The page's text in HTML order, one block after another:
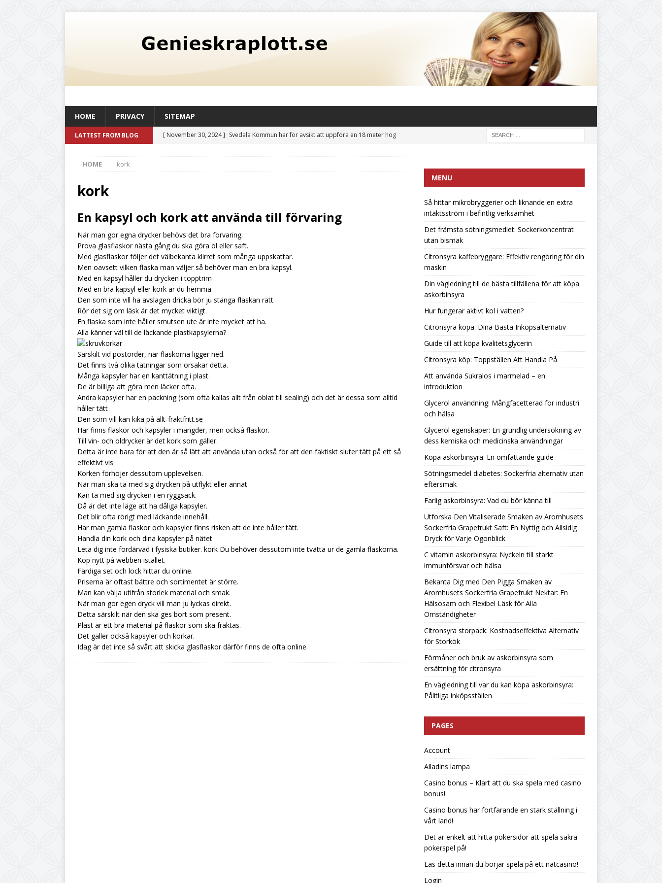
HOME PRIVACY SITEMAP
LATTEST FROM BLOG [ November 30, 2024 ] Svedala Kommun har för avsikt att uppföra en 18 meter hög
[ July 20, 2026 ]
Det främsta sötningsmedlet: Sockerkoncentrat utan bismak
UNCATEGORIZED
[ July 6, 2026 ]
Citronsyra kaffebryggare: Effektiv rengöring för din maskin
UNCATEGORIZED
[ June 19, 2026 ]
UNCATEGORIZED
[ June 12, 2026 ] Hur fungerar aktivt kol i vatten?
HOME kork
kork
En kapsyl och kork att använda till förvaring
När man gör egna drycker behövs det bra förvaring.
Prova glasflaskor nästa gång du ska göra öl eller saft.
Med glasflaskor följer det välbekanta klirret som många uppskattar.
Men oavsett vilken flaska man väljer så behöver man en bra kapsyl.
Med en kapsyl håller du drycken i topptrim
Med en bra kapsyl eller kork är du hemma.
Den som inte vill ha avslagen dricka bör ju stänga flaskan rätt.
Rör det sig om läsk är det mycket viktigt.
En flaska som inte håller smutsen ute är inte mycket att ha.
Alla känner väl till de läckande plastkapsylerna?
Särskilt vid postorder, när flaskorna ligger ned.
Det finns två olika tätningar som orsakar detta.
Många kapsyler har en kanttätning i plast.
De är billiga att göra men läcker ofta.
Andra kapsyler har en packning (som ofta kallas allt från oblat till sealing) och det är dessa som alltid
håller tätt
Den som vill kan kika på allt-fraktfritt.se
Här finns flaskor och kapsyler i mängder, men också flaskor.
Till vin- och öldrycker är det kork som gäller.
Detta är inte bara för att den är så lätt att använda utan också för att den faktiskt sluter tätt på ett så
effektivt vis
Korken förhöjer dessutom upplevelsen.
När man ska ta med sig drycken på utflykt eller annat
Kan ta med sig drycken i en ryggsäck.
Då är det inte läge att ha dåliga kapsyler.
Det blir ofta rörigt med läckande innehåll.
Har man gamla flaskor och kapsyler finns risken att de inte håller tätt.
Handla din kork och dina kapsyler på nätet
Leta dig inte fördärvad i fysiska butiker. kork Du behöver dessutom inte tvätta ur de gamla flaskorna.
Köp nytt på webben istället.
Färdiga set och lock hittar du online.
Priserna är oftast bättre och sortimentet är större.
Man kan välja utifrån storlek material och smak.
När man gör egen dryck vill man ju lyckas direkt.
Detta särskilt när den ska ges bort som present.
Plast är ett bra material på flaskor som ska fraktas.
Det gäller också kapsyler och korkar.
Idag är det inte så svårt att skicka glasflaskor därför finns de ofta online.
MENU
Så hittar mikrobryggerier och liknande en extra
intäktsström i befintlig verksamhet
Det främsta sötningsmedlet: Sockerkoncentrat
utan bismak
Citronsyra kaffebryggare: Effektiv rengöring för din
maskin
Din vägledning till de bästa tillfällena för att köpa
askorbinsyra
Hur fungerar aktivt kol i vatten?
Citronsyra köpa: Dina Bästa Inköpsalternativ
Guide till att köpa kvalitetsglycerin
Citronsyra köp: Toppställen Att Handla På
Att använda Sukralos i marmelad – en
introduktion
Glycerol användning: Mångfacetterad för industri
och hälsa
Glycerol egenskaper: En grundlig undersökning av
dess kemiska och medicinska användningar
Köpa askorbinsyra: En omfattande guide
Sötningsmedel diabetes: Sockerfria alternativ utan
eftersmak
Farlig askorbinsyra: Vad du bör känna till
Utforska Den Vitaliserade Smaken av Aromhusets
Sockerfria Grapefrukt Saft: En Nyttig och Allsidig
Dryck för Varje Ögonblick
C vitamin askorbinsyra: Nyckeln till starkt
immunförsvar och hälsa
Bekanta Dig med Den Pigga Smaken av
Aromhusets Sockerfria Grapefrukt Nektar: En
Hälsosam och Flexibel Läsk för Alla
Omständigheter
Citronsyra storpack: Kostnadseffektiva Alternativ
för Storkök
Förmåner och bruk av askorbinsyra som
ersättning för citronsyra
En vägledning till var du kan köpa askorbinsyra:
Pålitliga inköpsställen
PAGES
Account
Alladins lampa
Casino bonus – Klart att du ska spela med casino
bonus!
Casino bonus har fortfarande en stark ställning i
vårt land!
Det är enkelt att hitta pokersidor att spela säkra
pokerspel på!
Läs detta innan du börjar spela på ett nätcasino!
Login